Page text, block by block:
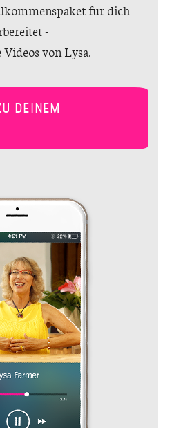
für dich
-
von Lysa.
DEINEM